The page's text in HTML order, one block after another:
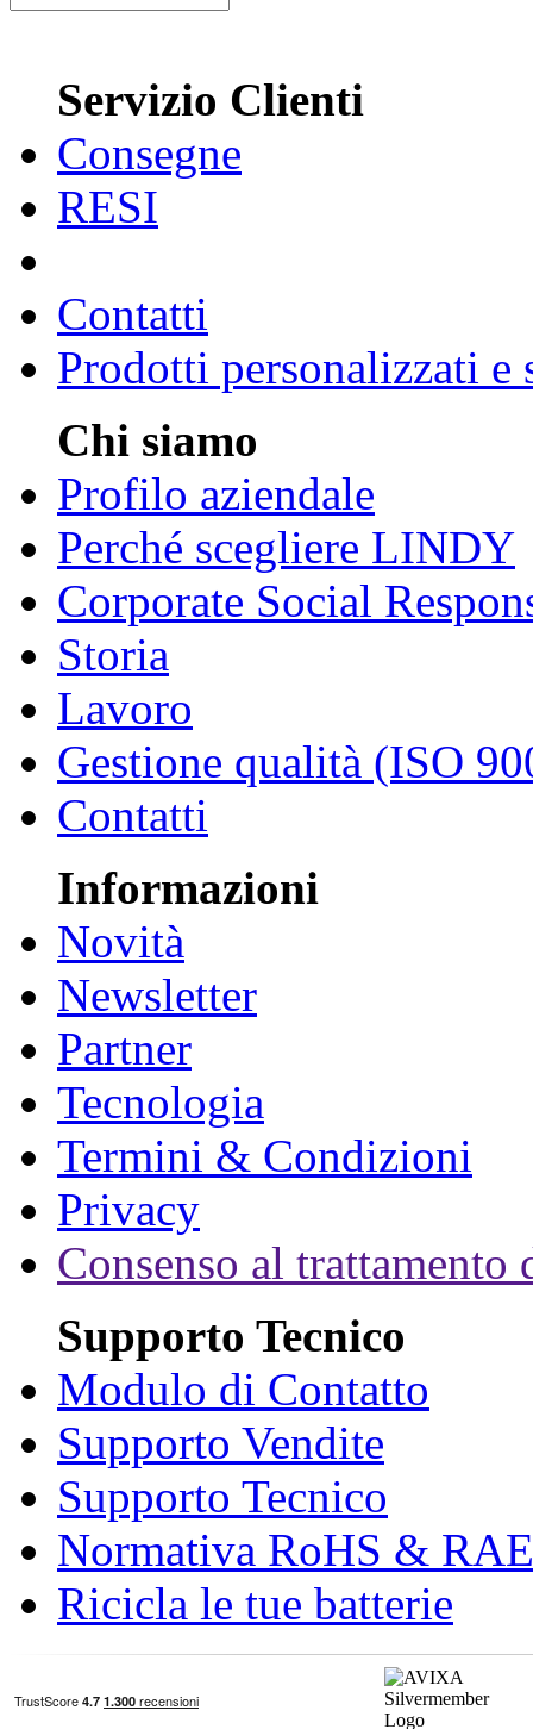
Servizio Clienti
Consegne
RESI
Contatti
Prodotti personalizzati e
Chi siamo
Profilo aziendale
Perché scegliere LINDY
Corporate Social
Storia
Lavoro
Gestione qualità (ISO
Contatti
Informazioni
Novità
Newsletter
Partner
Tecnologia
Termini & Condizioni
Privacy
Consenso al trattamento
Supporto Tecnico
Modulo di Contatto
Supporto Vendite
Supporto Tecnico
Normativa RoHS &
Ricicla le tue batterie